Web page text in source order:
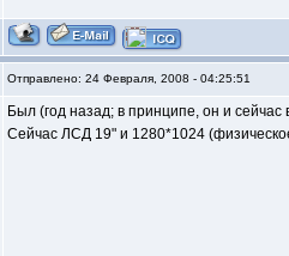
Отправлено: 24 Февраля, 2008 - 04:25:51
Был (год назад; в принципе, он и
Сейчас ЛСД 19" и 1280*1024